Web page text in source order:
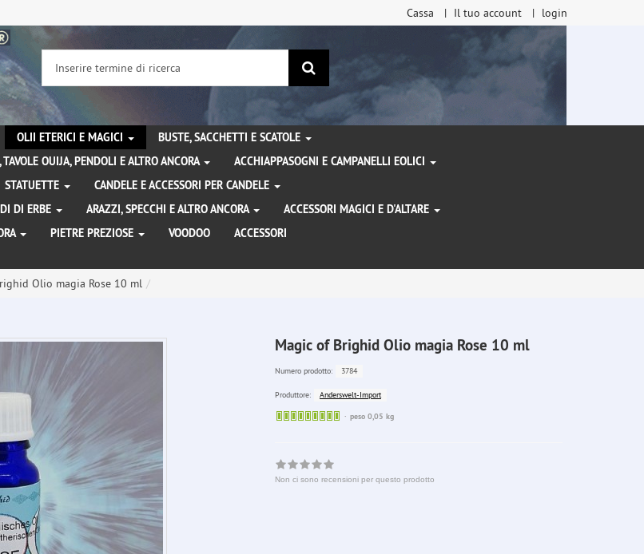
Cassa Il tuo account login
ricerca
OLII ETERICI E MAGICI
BUSTE, SACCHETTI E SCATOLE
OUIJA, PENDOLI E ALTRO ANCORA
ACCHIAPPASOGNI E CAMPANELLI EOLICI
STATUETTE
CANDELE E ACCESSORI PER CANDELE
DI ERBE ARAZZI, SPECCHI E ALTRO ANCORA
ACCESSORI MAGICI E D'ALTARE
PIETRE PREZIOSE VOODOO
ACCESSORI
Olio magia Rose 10 ml
Magic of Brighid Olio magia Rose 10 ml
Numero prodotto: 3784
Produttore:
Anderswelt-Import
Sofort
peso 0,05 kg
Non ci sono recensioni per questo prodotto